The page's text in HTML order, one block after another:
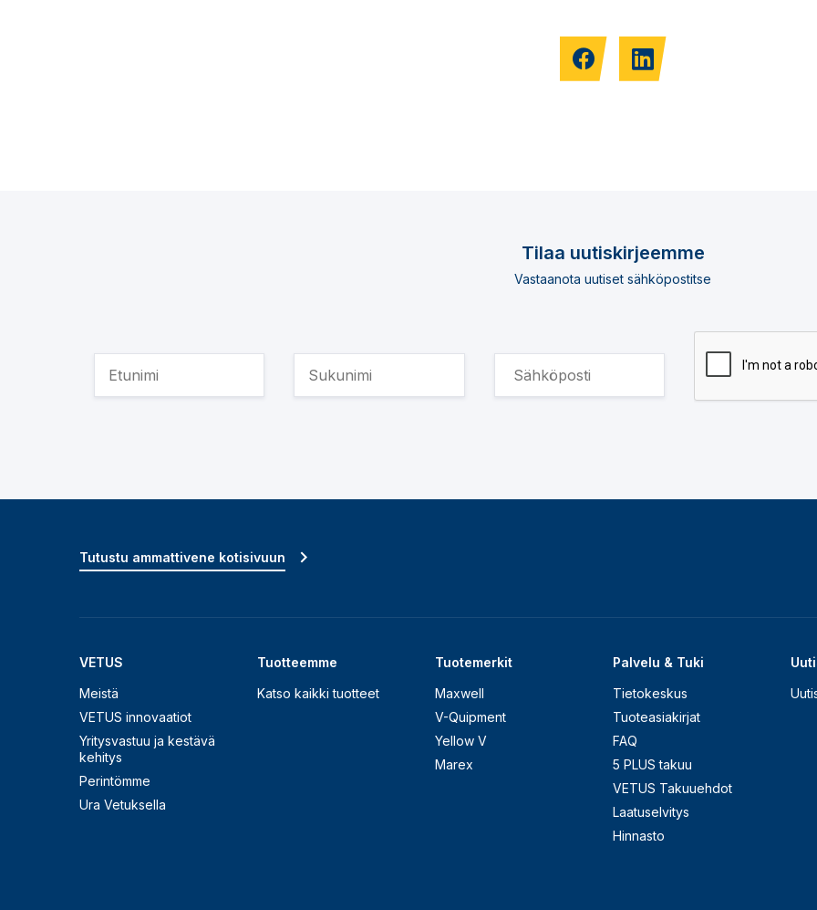
Tilaa uutiskirjeemme
Vastaanota uutiset sähköpostitse
VETUS
Meistä
VETUS innovaatiot
Yritysvastuu ja kestävä
kehitys
Perintömme
Ura Vetuksella
Tuotteemme
Katso kaikki tuotteet
Tuotemerkit
Maxwell
V-Quipment
Yellow V
Marex
Palvelu & Tuki
Tietokeskus
Tuoteasiakirjat
FAQ
5 PLUS takuu
VETUS Takuuehdot
Laatuselvitys
Hinnasto
Tutustu ammattivene kotisivuun